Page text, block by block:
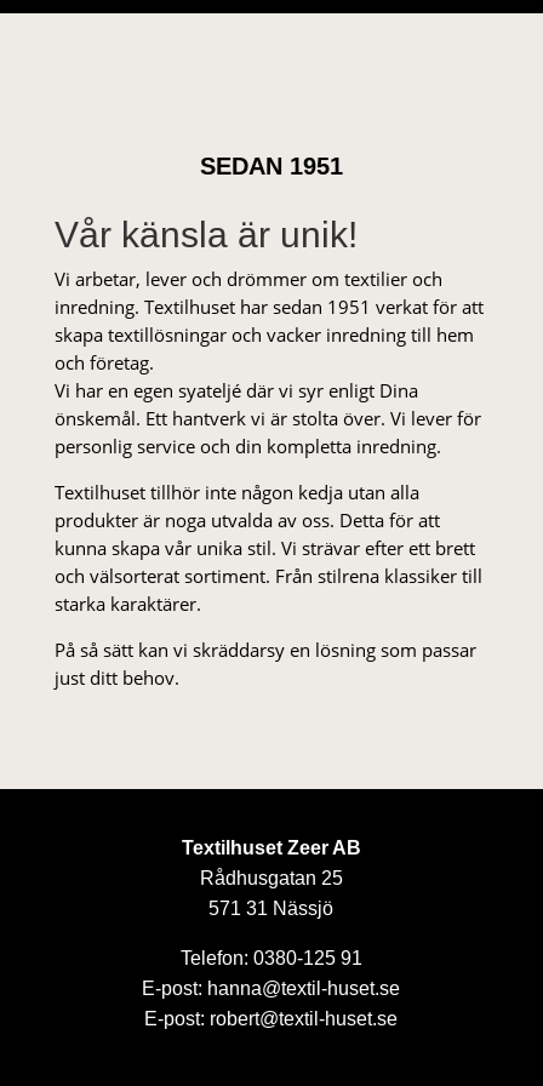
SEDAN 1951
Vår känsla är unik!
Vi arbetar, lever och drömmer om textilier och
inredning. Textilhuset har sedan 1951 verkat för att
skapa textillösningar och vacker inredning till hem
och företag.
Vi har en egen syateljé där vi syr enligt Dina
önskemål. Ett hantverk vi är stolta över. Vi lever för
personlig service och din kompletta inredning.
Textilhuset tillhör inte någon kedja utan alla
produkter är noga utvalda av oss. Detta för att
kunna skapa vår unika stil. Vi strä­var efter ett brett
och välsorterat sor­ti­ment. Från stil­rena klas­siker till
starka karaktärer.
På så sätt kan vi skräddarsy en lösning som passar
just ditt behov.
Textilhuset Zeer AB
Rådhusgatan 25
571 31 Nässjö
Telefon: 0380-125 91
E-post: hanna@textil-huset.se
E-post: robert@textil-huset.se